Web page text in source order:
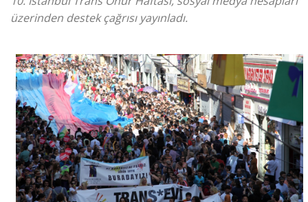
üzerinden destek çağrısı yayınladı.